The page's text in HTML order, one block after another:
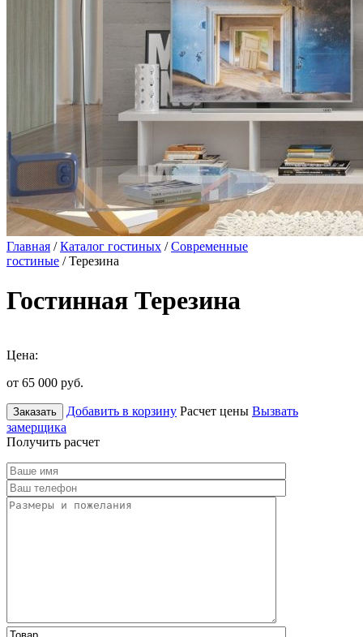
Главная /Каталог гостиных /Современные
гостиные / Терезина
Гостинная Терезина
Цена:
от 65 000 руб.
Заказать Добавить в корзину Расчет цены Вызвать
замерщика
Получить расчет